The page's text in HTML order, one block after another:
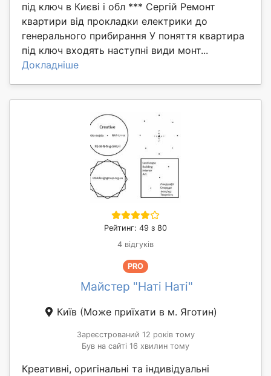
під ключ в Києві і обл *** Сергій Ремонт
квартири від прокладки електрики до
генерального прибирання У поняття квартира
під ключ входять наступні види монт...
Докладніше
Рейтинг: 49 з 80
4 відгуків
PRO
Майстер "Наті Наті"
Київ (Може приїхати в м. Яготин)
Зареєстрований 12 років тому
Був на сайті 16 хвилин тому
Креативні, оригінальні та індивідуальні